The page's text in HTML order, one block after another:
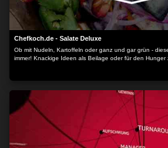
Chefkoch.de - Salate Deluxe
Ob mit Nudeln, Kartoffeln oder ganz und gar grün -
immer! Knackige Ideen als Beilage oder für den Hunger